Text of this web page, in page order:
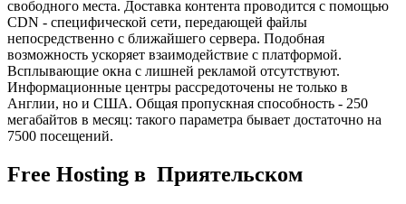
свободного места. Доставка контента проводится с помощью
CDN - специфической сети, передающей файлы
непосредственно с ближайшего сервера. Подобная
возможность ускоряет взаимодействие с платформой.
Всплывающие окна с лишней рекламой отсутствуют.
Информационные центры рассредоточены не только в
Англии, но и США. Общая пропускная способность - 250
мегабайтов в месяц: такого параметра бывает достаточно на
7500 посещений.
Free Hosting в Приятельском